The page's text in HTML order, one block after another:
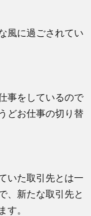
風に過ごされてい
事をしているので
どお仕事の切り替
いた取引先とは一
、新たな取引先と
す。